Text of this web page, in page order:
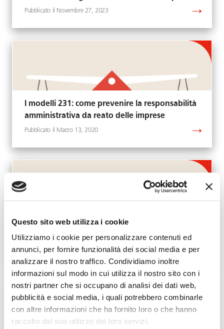
Questo sito web utilizza i cookie
Utilizziamo i cookie per personalizzare contenuti ed
annunci, per fornire funzionalità dei social media e per
analizzare il nostro traffico. Condividiamo inoltre
informazioni sul modo in cui utilizza il nostro sito con i
nostri partner che si occupano di analisi dei dati web,
pubblicità e social media, i quali potrebbero combinarle
con altre informazioni che ha fornito loro o che hanno
raccolto dal suo utilizzo dei loro servizi.
Novembre 27, 2023
I modelli 231: come prevenire la responsabilità
amministrativa da reato delle imprese
Marzo 13, 2020
Whistleblowing: fare la spia non sempre è
disdicevole
Agosto 13, 2019